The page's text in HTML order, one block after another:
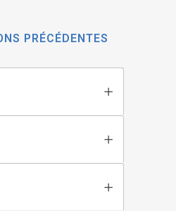
PRÉCÉDENTES